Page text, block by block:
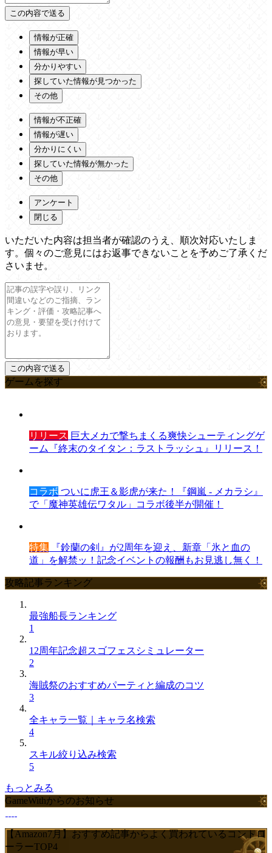
情報が正確
情報が早い
分かりやすい
探していた情報が見つかった
その他
情報が不正確
情報が遅い
分かりにくい
探していた情報が無かった
その他
アンケート
閉じる
いただいた内容は担当者が確認のうえ、順次対応いたしま
す。個々のご意見にはお返事できないことを予めご了承くだ
さいませ。
ゲームを探す
リリース 巨大メカで撃ちまくる爽快シューティングゲ
ーム『終末のタイタン：ラストラッシュ』リリース！
コラボ ついに虎王＆影虎が来た！『鋼嵐 - メカラシ』
で「魔神英雄伝ワタル」コラボ後半が開催！
特集 『鈴蘭の剣』が2周年を迎え、新章「氷と血の
道」を解禁ッ！記念イベントの報酬もお見逃し無く！
攻略記事ランキング
最強船長ランキング
1
12周年記念超スゴフェスシミュレーター
2
海賊祭のおすすめパーティと編成のコツ
3
全キャラ一覧｜キャラ名検索
4
スキル絞り込み検索
5
もっとみる
GameWithからのお知らせ
【Amazon7月】おすすめ記事からよく買われているコントロ
ーラーTOP4